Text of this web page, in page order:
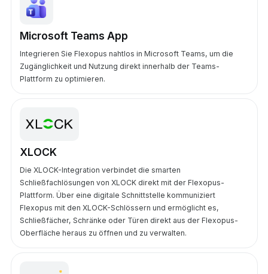
Microsoft Teams App
Integrieren Sie Flexopus nahtlos in Microsoft Teams, um die
Zugänglichkeit und Nutzung direkt innerhalb der Teams-
Plattform zu optimieren.
XLOCK
Die XLOCK-Integration verbindet die smarten
Schließfachlösungen von XLOCK direkt mit der Flexopus-
Plattform. Über eine digitale Schnittstelle kommuniziert
Flexopus mit den XLOCK-Schlössern und ermöglicht es,
Schließfächer, Schränke oder Türen direkt aus der Flexopus-
Oberfläche heraus zu öffnen und zu verwalten.